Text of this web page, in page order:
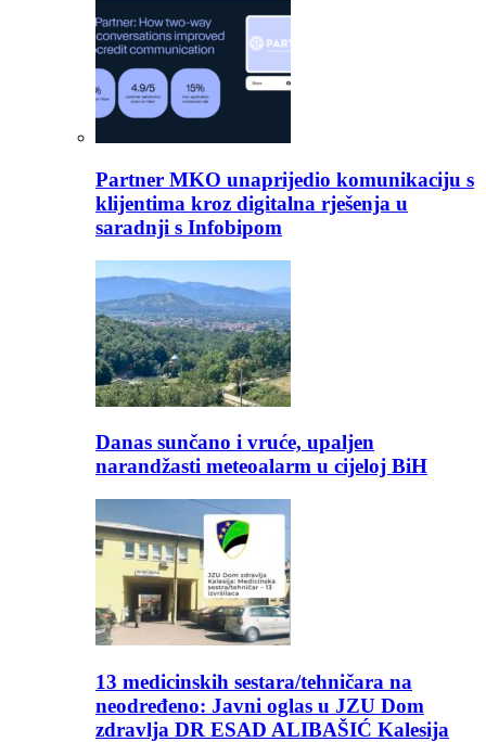
Partner MKO unaprijedio komunikaciju s
klijentima kroz digitalna rješenja u
saradnji s Infobipom
Danas sunčano i vruće, upaljen
narandžasti meteoalarm u cijeloj BiH
13 medicinskih sestara/tehničara na
neodređeno: Javni oglas u JZU Dom
zdravlja DR ESAD ALIBAŠIĆ Kalesija